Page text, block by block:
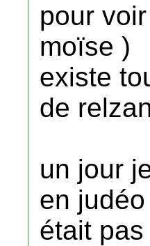
pour
moïse )
existe
de
un jour
en
était